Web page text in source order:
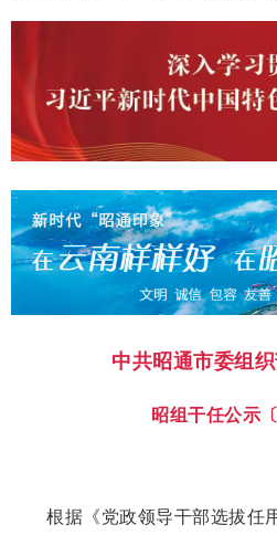
中共昭通市委组
昭组干任公示
根据《党政领导干部选拔任